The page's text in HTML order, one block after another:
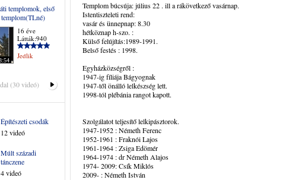
templomok, első
16 éve
Látták:940
Jedlik
(30 videó)
Építészeti csodák
12 videó
Múlt századi
tánczene
4 videó
Templom búcsúja: július 22 . ill a rákövetkező vasárnap.
Istentiszteleti rend:
vasár és ünnepnap: 8.30
hétköznap h-szo. :
Külső felújítás:1989-1991.
Belső festés : 1998.
Egyházközségről :
1947-ig fíliája Bágyognak
1947-től önálló lelkészség lett.
1998-tól plébánia rangot kapott.
Szolgálatot teljesítő lelkipásztorok.
1947-1952 : Németh Ferenc
1952-1961 : Fraknói Lajos
1961-1964 : Zsiga Edömér
1964-1974 : dr Németh Alajos
1974- 2009: Csík Miklós
2009- : Németh István